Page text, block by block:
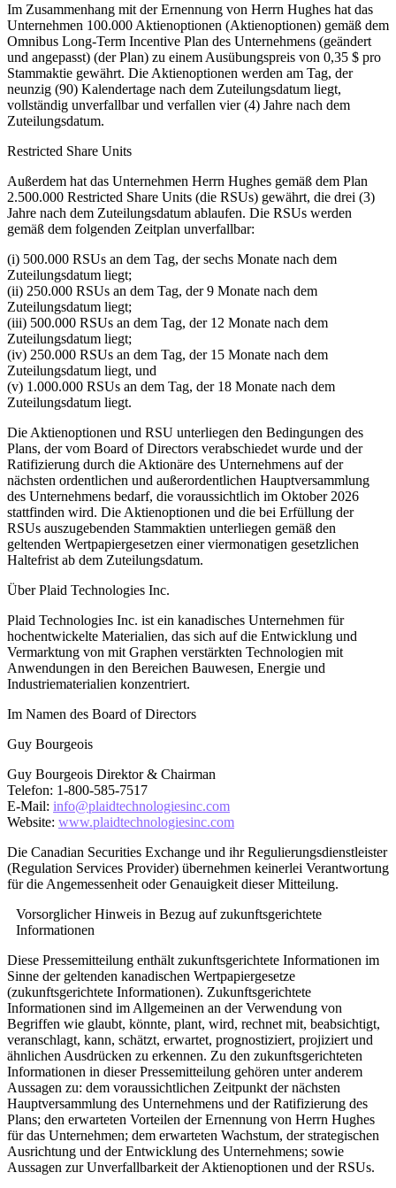
Im Zusammenhang mit der Ernennung von Herrn Hughes hat das
Unternehmen 100.000 Aktienoptionen (Aktienoptionen) gemäß dem
Omnibus Long-Term Incentive Plan des Unternehmens (geändert
und angepasst) (der Plan) zu einem Ausübungspreis von 0,35 $ pro
Stammaktie gewährt. Die Aktienoptionen werden am Tag, der
neunzig (90) Kalendertage nach dem Zuteilungsdatum liegt,
vollständig unverfallbar und verfallen vier (4) Jahre nach dem
Zuteilungsdatum.
Restricted Share Units
Außerdem hat das Unternehmen Herrn Hughes gemäß dem Plan
2.500.000 Restricted Share Units (die RSUs) gewährt, die drei (3)
Jahre nach dem Zuteilungsdatum ablaufen. Die RSUs werden
gemäß dem folgenden Zeitplan unverfallbar:
(i) 500.000 RSUs an dem Tag, der sechs Monate nach dem
Zuteilungsdatum liegt;
(ii) 250.000 RSUs an dem Tag, der 9 Monate nach dem
Zuteilungsdatum liegt;
(iii) 500.000 RSUs an dem Tag, der 12 Monate nach dem
Zuteilungsdatum liegt;
(iv) 250.000 RSUs an dem Tag, der 15 Monate nach dem
Zuteilungsdatum liegt, und
(v) 1.000.000 RSUs an dem Tag, der 18 Monate nach dem
Zuteilungsdatum liegt.
Die Aktienoptionen und RSU unterliegen den Bedingungen des
Plans, der vom Board of Directors verabschiedet wurde und der
Ratifizierung durch die Aktionäre des Unternehmens auf der
nächsten ordentlichen und außerordentlichen Hauptversammlung
des Unternehmens bedarf, die voraussichtlich im Oktober 2026
stattfinden wird. Die Aktienoptionen und die bei Erfüllung der
RSUs auszugebenden Stammaktien unterliegen gemäß den
geltenden Wertpapiergesetzen einer viermonatigen gesetzlichen
Haltefrist ab dem Zuteilungsdatum.
Über Plaid Technologies Inc.
Plaid Technologies Inc. ist ein kanadisches Unternehmen für
hochentwickelte Materialien, das sich auf die Entwicklung und
Vermarktung von mit Graphen verstärkten Technologien mit
Anwendungen in den Bereichen Bauwesen, Energie und
Industriematerialien konzentriert.
Im Namen des Board of Directors
Guy Bourgeois
Guy Bourgeois Direktor & Chairman
Telefon: 1-800-585-7517
E-Mail: info@plaidtechnologiesinc.com
Website: www.plaidtechnologiesinc.com
Die Canadian Securities Exchange und ihr Regulierungsdienstleister
(Regulation Services Provider) übernehmen keinerlei Verantwortung
für die Angemessenheit oder Genauigkeit dieser Mitteilung.
Vorsorglicher Hinweis in Bezug auf zukunftsgerichtete
Informationen
Diese Pressemitteilung enthält zukunftsgerichtete Informationen im
Sinne der geltenden kanadischen Wertpapiergesetze
(zukunftsgerichtete Informationen). Zukunftsgerichtete
Informationen sind im Allgemeinen an der Verwendung von
Begriffen wie glaubt, könnte, plant, wird, rechnet mit, beabsichtigt,
veranschlagt, kann, schätzt, erwartet, prognostiziert, projiziert und
ähnlichen Ausdrücken zu erkennen. Zu den zukunftsgerichteten
Informationen in dieser Pressemitteilung gehören unter anderem
Aussagen zu: dem voraussichtlichen Zeitpunkt der nächsten
Hauptversammlung des Unternehmens und der Ratifizierung des
Plans; den erwarteten Vorteilen der Ernennung von Herrn Hughes
für das Unternehmen; dem erwarteten Wachstum, der strategischen
Ausrichtung und der Entwicklung des Unternehmens; sowie
Aussagen zur Unverfallbarkeit der Aktienoptionen und der RSUs.